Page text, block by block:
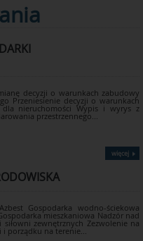
Pani
e-
są
Urząd
będą
na
decyzji o warunkach zabudowy
Przeniesienie decyzji o warunkach
nieruchomości Wypis i wyrys z
przestrzennego...
więcej
Gospodarka wodno-ściekowa
mieszkaniowa Nadzór nad
zewnętrznych Zezwolenie na
i porządku na terenie...